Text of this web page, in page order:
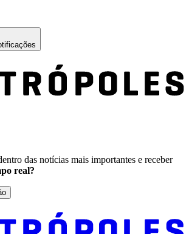
das notícias mais importantes e receber
real?